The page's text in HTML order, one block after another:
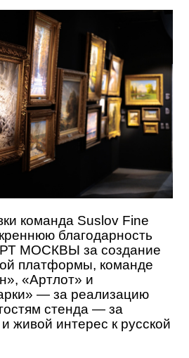
команда Suslov Fine
благодарность
МОСКВЫ за создание
платформы, команде
«Артлот» и
— за реализацию
стенда — за
живой интерес к русской